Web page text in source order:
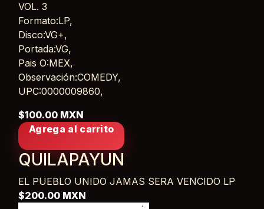
VOL. 3
Card List Article
Formato:LP,
Disco:VG+,
Portada:VG,
Pais O:MEX,
Observación:COMEDY,
UPC:0000009860,
$100.00 MXN
Agrega al carrito
QUILAPAYUN
EL PUEBLO UNIDO JAMAS SERA VENCIDO LP
$200.00 MXN